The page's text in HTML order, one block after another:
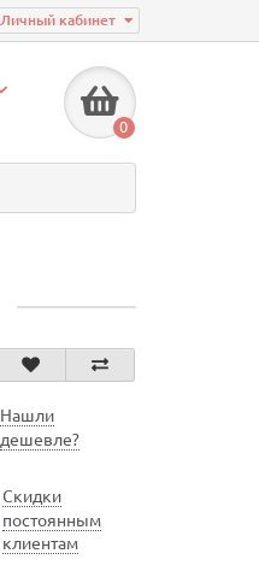
Личный кабинет
0
Нашли
дешевле?
Скидки
постоянным
клиентам